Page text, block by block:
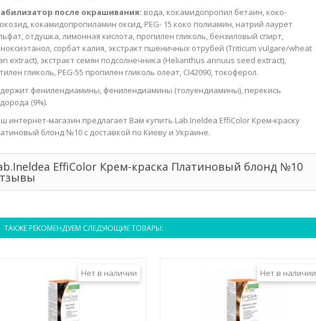
после окрашивания: вода, кокамидопропил бетаин, коко-
кокамидопропиламин оксид, PEG- 15 коко полиамин, натрий лаурет
отдушка, лимонная кислота, пропилен гликоль, бензиловый спирт,
сорбат калия, экстракт пшеничных отрубей (Triticum vulgare/wheat
extract), экстракт семян подсолнечника (Helianthus annuus seed extract),
гликоль, PEG-55 пропилен гликоль олеат, CI42090, токоферол.
фенилендиамины, фенилендиамины (толуендиамины), перекись
(9%).
интернет-магазин предлагает Вам купить Lab.Ineldea EffiColor Крем-краску
блонд №10 с доставкой по Киеву и Украине.
EffiColor Крем-краска Платиновый блонд №10
ТАКЖЕ РЕКОМЕНДУЕМ СЛЕДУЮЩИЕ ТОВАРЫ:
Нет в наличии Нет в наличии